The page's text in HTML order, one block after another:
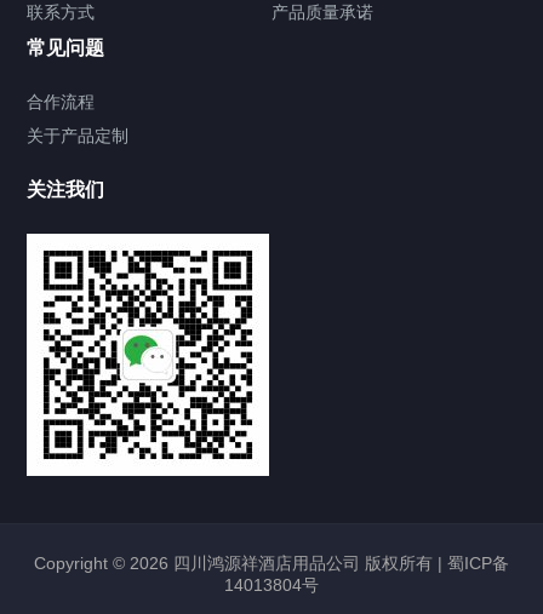
联系方式
产品质量承诺
常见问题
合作流程
关于产品定制
关注我们
Copyright © 2026 四川鸿源祥酒店用品公司 版权所有 | 蜀ICP备
14013804号